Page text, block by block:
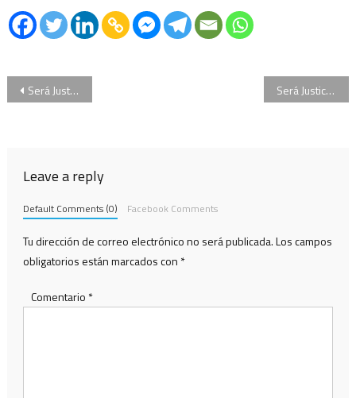
Navegación
Será Justicia, Programa 05/12/2017, Enrique Carrier, Damián Di Pace Será Justicia, Programa 19/12/2017, Mónica Litza, Dra Ana María García Nicora, José Di Mauro
Leave a reply
Default Comments (0) Facebook Comments
Tu dirección de correo electrónico no será publicada.Los campos
obligatorios están marcados con *
Comentario *